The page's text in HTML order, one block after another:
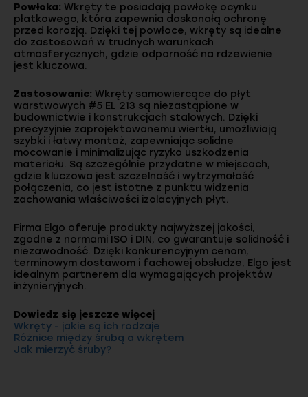
Powłoka: Wkręty te posiadają powłokę ocynku
płatkowego, która zapewnia doskonałą ochronę
przed korozją. Dzięki tej powłoce, wkręty są idealne
do zastosowań w trudnych warunkach
atmosferycznych, gdzie odporność na rdzewienie
jest kluczowa.
Zastosowanie: Wkręty samowiercące do płyt
warstwowych #5 EL 213 są niezastąpione w
budownictwie i konstrukcjach stalowych. Dzięki
precyzyjnie zaprojektowanemu wiertłu, umożliwiają
szybki i łatwy montaż, zapewniając solidne
mocowanie i minimalizując ryzyko uszkodzenia
materiału. Są szczególnie przydatne w miejscach,
gdzie kluczowa jest szczelność i wytrzymałość
połączenia, co jest istotne z punktu widzenia
zachowania właściwości izolacyjnych płyt.
Firma Elgo oferuje produkty najwyższej jakości,
zgodne z normami ISO i DIN, co gwarantuje solidność i
niezawodność. Dzięki konkurencyjnym cenom,
terminowym dostawom i fachowej obsłudze, Elgo jest
idealnym partnerem dla wymagających projektów
inżynieryjnych.
Dowiedz się jeszcze więcej
Wkręty - jakie są ich rodzaje
Różnice między śrubą a wkrętem
Jak mierzyć śruby?